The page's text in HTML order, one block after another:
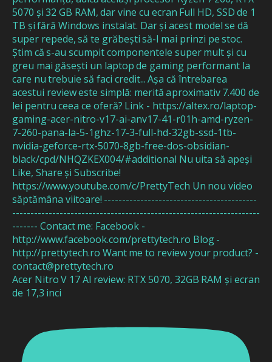
Acer Nitro V 17 AI review: RTX 5070, 32GB RAM și ecran
de 17,3 inci